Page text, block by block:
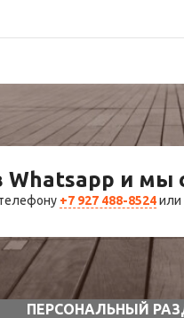
и мы
+7 927 488-8524или
ПЕРСОНАЛЬНЫЙ